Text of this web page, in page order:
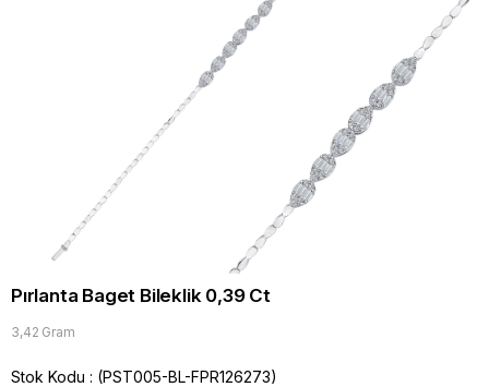
Pırlanta Baget Bileklik 0,39 Ct
3,42 Gram
Stok Kodu (PST005-BL-FPR126273)